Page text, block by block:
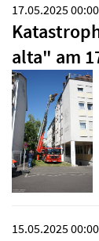
17.05.2025
alta" am
15.05.2025